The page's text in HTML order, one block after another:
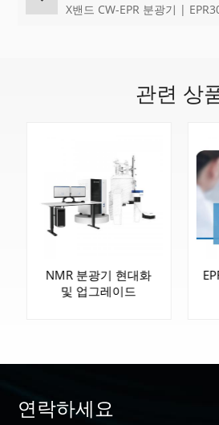
X밴드 CW-EPR 분광기 |
관련 상
NMR 분광기 현대화
및 업그레이드
연락하세요